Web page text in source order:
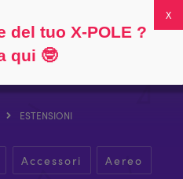
ESTENSIONI
Accessori Aereo
del tuo X-POLE ?
qui 🤓